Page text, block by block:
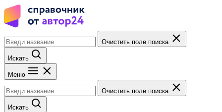
Очистить поле поиска
Искать
Меню
Очистить поле поиска
Искать